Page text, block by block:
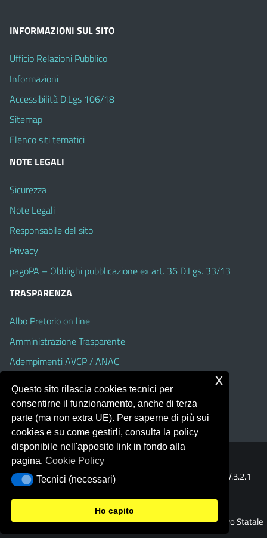
INFORMAZIONI SUL SITO
Ufficio Relazioni Pubblico
Informazioni
Accessibilità D.Lgs 106/18
Sitemap
Elenco siti tematici
NOTE LEGALI
Sicurezza
Note Legali
Responsabile del sito
Privacy
pagoPA – Obblighi pubblicazione ex art. 36 D.Lgs. 33/13
TRASPARENZA
Albo Pretorio on line
Amministrazione Trasparente
Adempimenti AVCP / ANAC
Dichiarazione di accessibilità
Portale realizzato con la piattaforma
Template Italia configurato sul tema accessibile
V.3.2.1
(Alioth)
© 2026 Istituto Comprensivo Statale
Questo sito rilascia cookies tecnici per
consentirne il funzionamento, anche di terza
parte (ma non extra UE). Per saperne di più sui
cookies e su come gestirli, consulta la policy
disponibile nell'apposito link in fondo alla
pagina.Cookie Policy
Tecnici (necessari)
Tecnici (necessari)
Ho capito
x